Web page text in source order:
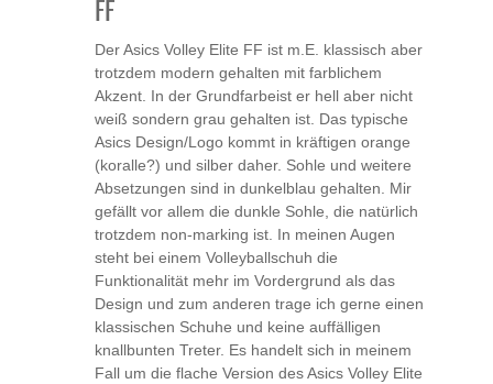
FF
Der Asics Volley Elite FF ist m.E. klassisch aber
trotzdem modern gehalten mit farblichem
Akzent. In der Grundfarbeist er hell aber nicht
weiß sondern grau gehalten ist. Das typische
Asics Design/Logo kommt in kräftigen orange
(koralle?) und silber daher. Sohle und weitere
Absetzungen sind in dunkelblau gehalten. Mir
gefällt vor allem die dunkle Sohle, die natürlich
trotzdem non-marking ist. In meinen Augen
steht bei einem Volleyballschuh die
Funktionalität mehr im Vordergrund als das
Design und zum anderen trage ich gerne einen
klassischen Schuhe und keine auffälligen
knallbunten Treter. Es handelt sich in meinem
Fall um die flache Version des Asics Volley Elite